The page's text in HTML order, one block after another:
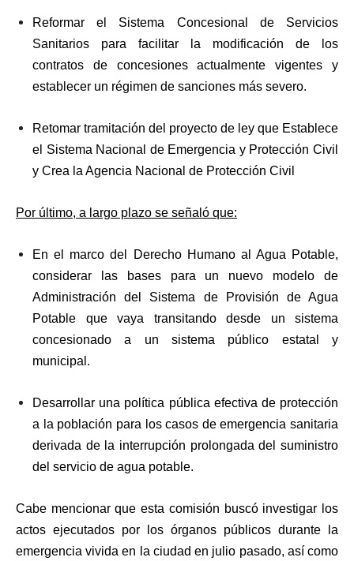
Reformar el Sistema Concesional de Servicios
Sanitarios para facilitar la modificación de los
contratos de concesiones actualmente vigentes y
establecer un régimen de sanciones más severo.
Retomar tramitación del proyecto de ley que Establece
el Sistema Nacional de Emergencia y Protección Civil
y Crea la Agencia Nacional de Protección Civil
Por último, a largo plazo se señaló que:
En el marco del Derecho Humano al Agua Potable,
considerar las bases para un nuevo modelo de
Administración del Sistema de Provisión de Agua
Potable que vaya transitando desde un sistema
concesionado a un sistema público estatal y
municipal.
Desarrollar una política pública efectiva de protección
a la población para los casos de emergencia sanitaria
derivada de la interrupción prolongada del suministro
del servicio de agua potable.
Cabe mencionar que esta comisión buscó investigar los
actos ejecutados por los órganos públicos durante la
emergencia vivida en la ciudad en julio pasado, así como